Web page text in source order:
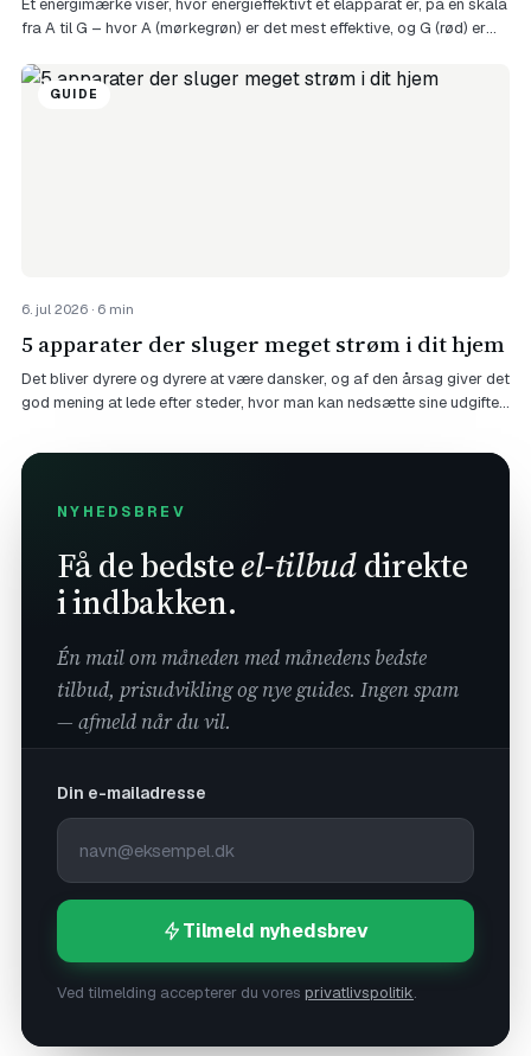
fra A til G – hvor A (mørkegrøn) er det mest effektive, og G (rød) er
fra køleskabe og vaskemaskiner til tv, elpærer – og siden 2025 også
smartphones og tørretumblere […]
GUIDE
6. jul 2026 · 6 min
5 apparater der sluger meget strøm i dit hjem
Det bliver dyrere og dyrere at være dansker, og af den årsag giver det
god mening at lede efter steder, hvor man kan nedsætte sine udgifter
mange gode steder at spare penge her. I denne artikel får du en
oversigt […]
NYHEDSBREV
Få de bedsteel-tilbuddirekte
i indbakken.
Én mail om måneden med månedens bedste
tilbud, prisudvikling og nye guides. Ingen spam
— afmeld når du vil.
Din e-mailadresse
Tilmeld nyhedsbrev
Ved tilmelding accepterer du vores privatlivspolitik.